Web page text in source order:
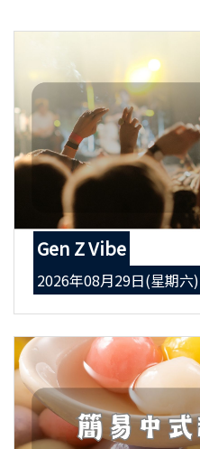
Gen Z Vibe
2026年08月29日(星期六)